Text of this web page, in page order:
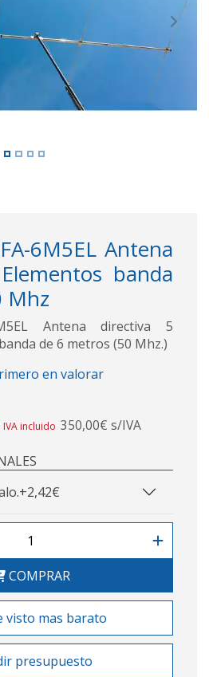
Next
6M5EL Antena
banda
Mhz
Antena directiva 5
de 6 metros (50 Mhz.)
en valorar
IVA incluido 350,00€ s/IVA
+2,42€
COMPRAR
visto mas barato
presupuesto